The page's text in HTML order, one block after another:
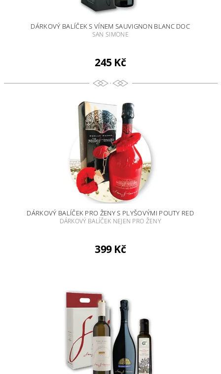
DÁRKOVÝ BALÍČEK S VÍNEM SAUVIGNON BLANC DOC
SAN SIMONE
245 Kč
DÁRKOVÝ BALÍČEK PRO ŽENY S PLYŠOVÝMI POUTY RED
DÁRKOVÝ BALÍČEK NEJEN PRO ŽENY
399 Kč